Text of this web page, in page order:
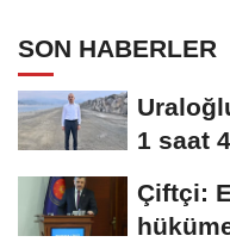
SON HABERLER
1 saat
Çiftçi: